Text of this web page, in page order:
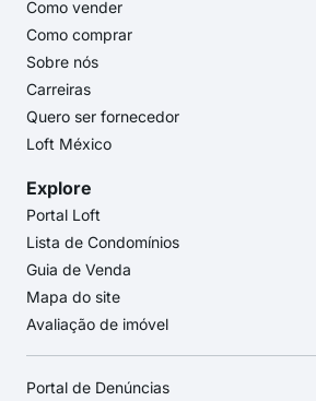
Como vender
Como comprar
Sobre nós
Carreiras
Quero ser fornecedor
Loft México
Explore
Portal Loft
Lista de Condomínios
Guia de Venda
Mapa do site
Avaliação de imóvel
Portal de Denúncias